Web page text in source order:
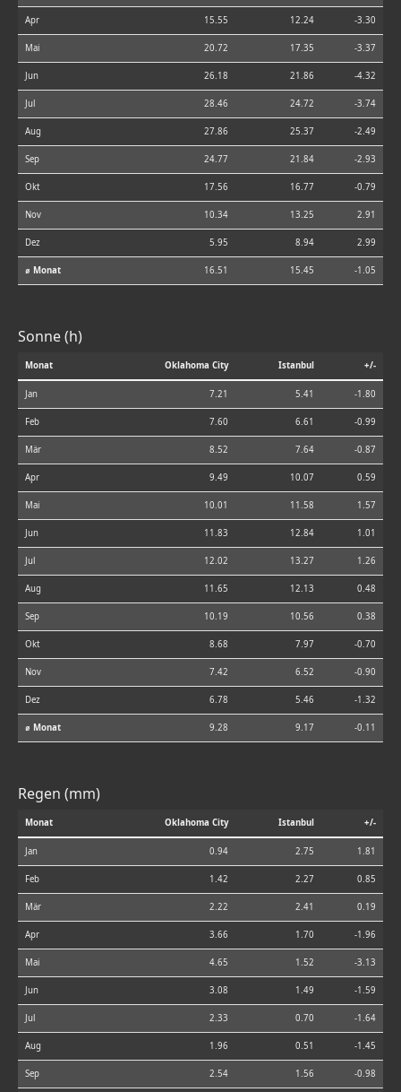
Apr 15.55 12.24 -3.30
Mai 20.72 17.35 -3.37
Jun 26.18 21.86 -4.32
Jul 28.46 24.72 -3.74
Aug 27.86 25.37 -2.49
Sep 24.77 21.84 -2.93
Okt 17.56 16.77 -0.79
Nov 10.34 13.25 2.91
Dez 5.95 8.94 2.99
⌀ Monat 16.51 15.45 -1.05
Sonne (h)
Monat Oklahoma City Istanbul +/-
Jan 7.21 5.41 -1.80
Feb 7.60 6.61 -0.99
Mär 8.52 7.64 -0.87
Apr 9.49 10.07 0.59
Mai 10.01 11.58 1.57
Jun 11.83 12.84 1.01
Jul 12.02 13.27 1.26
Aug 11.65 12.13 0.48
Sep 10.19 10.56 0.38
Okt 8.68 7.97 -0.70
Nov 7.42 6.52 -0.90
Dez 6.78 5.46 -1.32
⌀ Monat 9.28 9.17 -0.11
Regen (mm)
Monat Oklahoma City Istanbul +/-
Jan 0.94 2.75 1.81
Feb 1.42 2.27 0.85
Mär 2.22 2.41 0.19
Apr 3.66 1.70 -1.96
Mai 4.65 1.52 -3.13
Jun 3.08 1.49 -1.59
Jul 2.33 0.70 -1.64
Aug 1.96 0.51 -1.45
Sep 2.54 1.56 -0.98